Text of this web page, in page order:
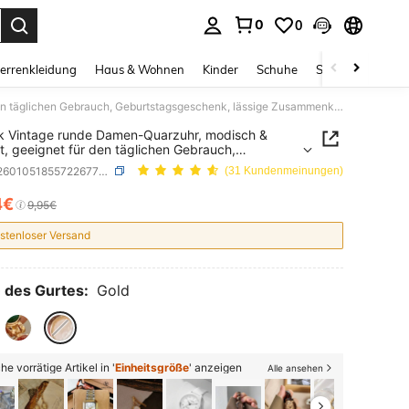
0 0
Haus & Wohnen Kinder Schuhe Schmuck &
1 Stück Vintage runde Damen-Quarzuhr, modisch & elegant, geeignet für den täglichen Gebrauch, Geburtstagsgeschenk, lässige Zusammenkünfte und Bankette
Vintage runde Damen-Quarzuhr, modisch &
geeignet für den täglichen Gebrauch,
lässige Zusammenkünfte und
SKU: sj260105185572267730102 (31 Kundenmeinungen)
AND AVAILABILITY
9,95€
Versand
des Gurtes: Gold
vorrätige Artikel in 'Einheitsgröße' anzeigen Alle ansehen